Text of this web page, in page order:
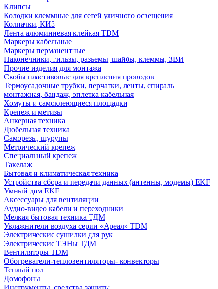
Клипсы
Колодки клеммные для сетей уличного освещения
Колпачки, КИЗ
Лента алюминиевая клейкая TDM
Маркеры кабельные
Маркеры перманентные
Наконечники, гильзы, разъемы, шайбы, клеммы, ЗВИ
Прочие изделия для монтажа
Скобы пластиковые для крепления проводов
Термоусадочные трубки, перчатки, ленты, спираль
монтажная, бандаж, оплетка кабельная
Хомуты и самоклеющиеся площадки
Крепеж и метизы
Анкерная техника
Дюбельная техника
Саморезы, шурупы
Метрический крепеж
Специальный крепеж
Такелаж
Бытовая и климатическая техника
Устройства сбора и передачи данных (антенны, модемы) EKF
Умный дом EKF
Аксессуары для вентиляции
Аудио-видео кабели и переходники
Мелкая бытовая техника ТДМ
Увлажнители воздуха серии «Ареал» TDM
Электрические сушилки для рук
Электрические ТЭНы ТДМ
Вентиляторы TDM
Обогреватели-тепловентиляторы- конвекторы
Теплый пол
Домофоны
Инструменты, средства защиты